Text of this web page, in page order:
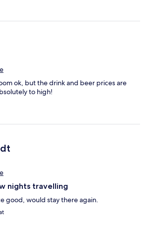
ok, but the drink and beer prices are
to high!
nights travelling
good, would stay there again.